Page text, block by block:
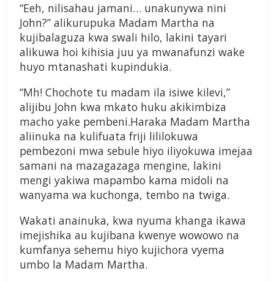
“Eeh, nilisahau jamani… unakunywa nini
John?” alikurupuka Madam Martha na
kujibalaguza kwa swali hilo, lakini tayari
alikuwa hoi kihisia juu ya mwanafunzi wake
huyo mtanashati kupindukia.
“Mh! Chochote tu madam ila isiwe kilevi,”
alijibu John kwa mkato huku akikimbiza
macho yake pembeni.Haraka Madam Martha
aliinuka na kulifuata friji lililokuwa
pembezoni mwa sebule hiyo iliyokuwa imejaa
samani na mazagazaga mengine, lakini
mengi yakiwa mapambo kama midoli na
wanyama wa kuchonga, tembo na twiga.
Wakati anainuka, kwa nyuma khanga ikawa
imejishika au kujibana kwenye wowowo na
kumfanya sehemu hiyo kujichora vyema
umbo la Madam Martha.